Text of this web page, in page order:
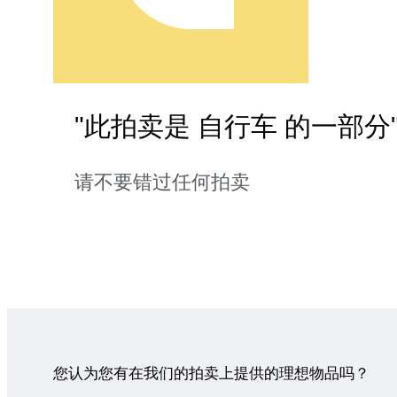
"此拍卖是 自行车 的一部分
请不要错过任何拍卖
您认为您有在我们的拍卖上提供的理想物品吗？